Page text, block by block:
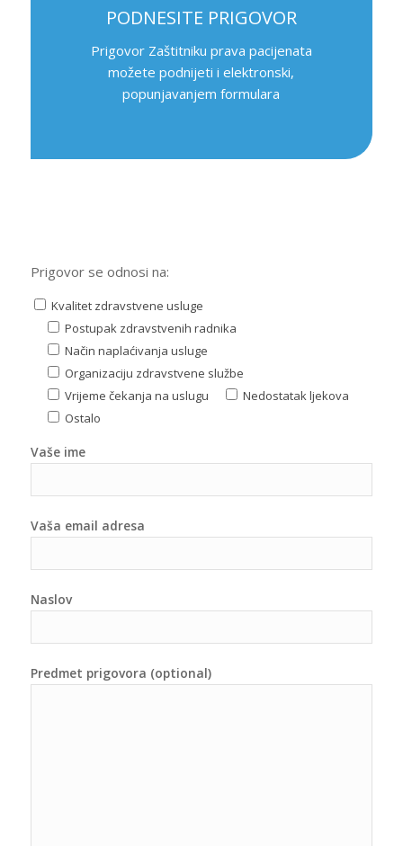
PODNESITE PRIGOVOR
Prigovor Zaštitniku prava pacijenata
možete podnijeti i elektronski,
popunjavanjem formulara
Prigovor se odnosi na:
Kvalitet zdravstvene usluge
Postupak zdravstvenih radnika
Način naplaćivanja usluge
Organizaciju zdravstvene službe
Vrijeme čekanja na uslugu
Nedostatak ljekova
Ostalo
Vaše ime
Vaša email adresa
Naslov
Predmet prigovora (optional)